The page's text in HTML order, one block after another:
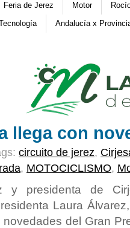
Feria de Jerez Motor
Andalucía x
llega con
circuito de jerez,
, MOTOCICLISMO,
y presidenta de
Laura
del Gran